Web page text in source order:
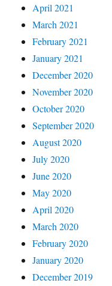
April 2021
March 2021
February 2021
January 2021
December 2020
November 2020
October 2020
September 2020
August 2020
July 2020
June 2020
May 2020
April 2020
March 2020
February 2020
January 2020
December 2019